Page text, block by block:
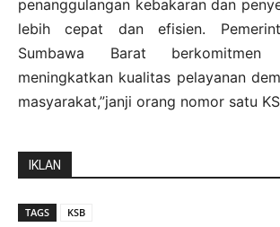
penanggulangan kebakaran dan
lebih cepat dan efisien.
Sumbawa Barat
meningkatkan kualitas pelayanan
masyarakat,”janji orang nomor satu
IKLAN
TAGS KSB